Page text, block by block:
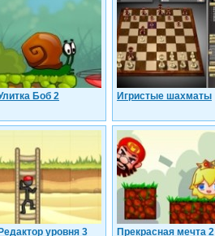
Боб 2 Игристые шахматы
Редактор уровня 3 Прекрасная мечта 2